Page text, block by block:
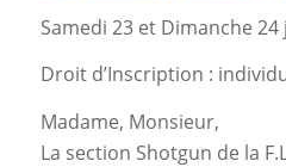
Samedi 23 et Dimanche
Droit d’Inscription :
Madame, Monsieur,
La section Shotgun de la